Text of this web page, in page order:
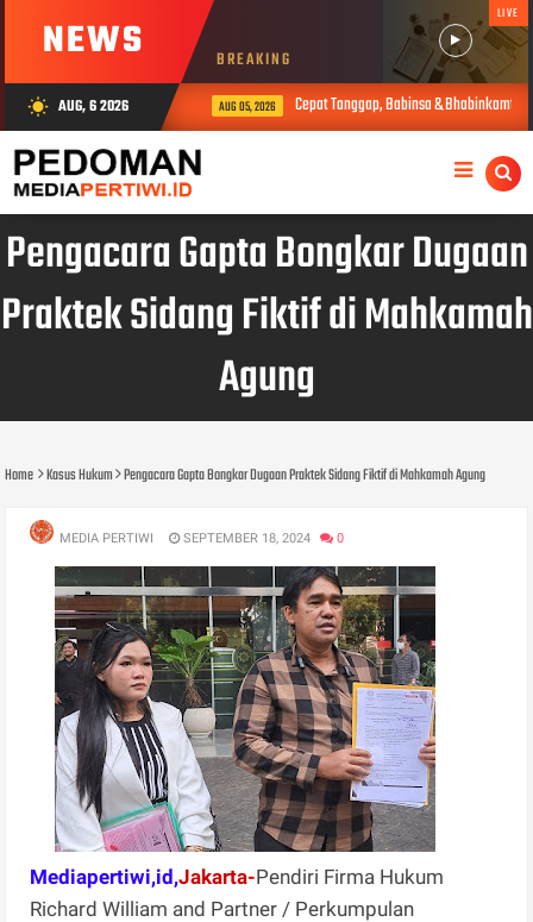
NEWS BREAKING
LIVE
wb_sunny AUG, 6 2026
Tahap III TA. 2026 AUG 05, 2026 Cepat Tanggap, Babinsa &
Pengacara Gapta Bongkar Dugaan
Praktek Sidang Fiktif di Mahkamah
Agung
Home Kasus Hukum Pengacara Gapta Bongkar Dugaan Praktek Sidang Fiktif di Mahkamah Agung
MEDIA PERTIWI SEPTEMBER 18, 2024 0
Mediapertiwi,id,Jakarta-Pendiri Firma Hukum
Richard William and Partner / Perkumpulan